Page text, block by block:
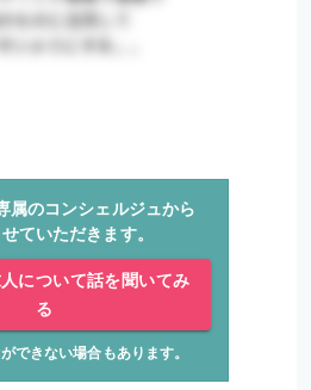
属のコンシェルジュから
ていただきます。
について話を聞いてみ
る
できない場合もあります。